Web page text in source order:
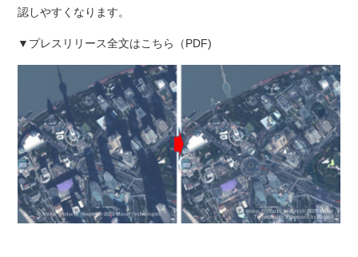
認しやすくなります。
▼プレスリリース全文はこちら（PDF)